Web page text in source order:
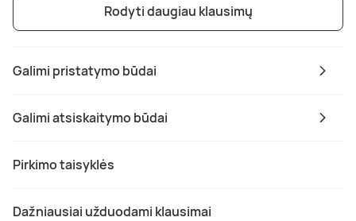
Galimi pristatymo būdai
Galimi atsiskaitymo būdai
Pirkimo taisyklės
Dažniausiai užduodami klausimai
Rodyti daugiau klausimų